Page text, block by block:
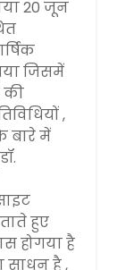
20 जून
जिसमें
की
,
बारे में
हुए
होगया है
साधन है ,